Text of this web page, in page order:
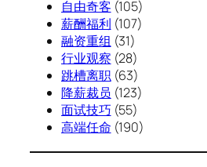
自由奇客 (105)
薪酬福利 (107)
融资重组 (31)
行业观察 (28)
跳槽离职(63)
降薪裁员 (123)
面试技巧 (55)
高端任命 (190)